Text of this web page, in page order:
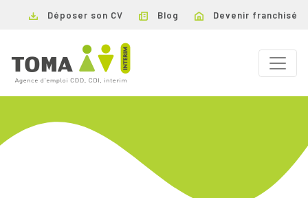
Déposer son CV Blog Devenir franchisé